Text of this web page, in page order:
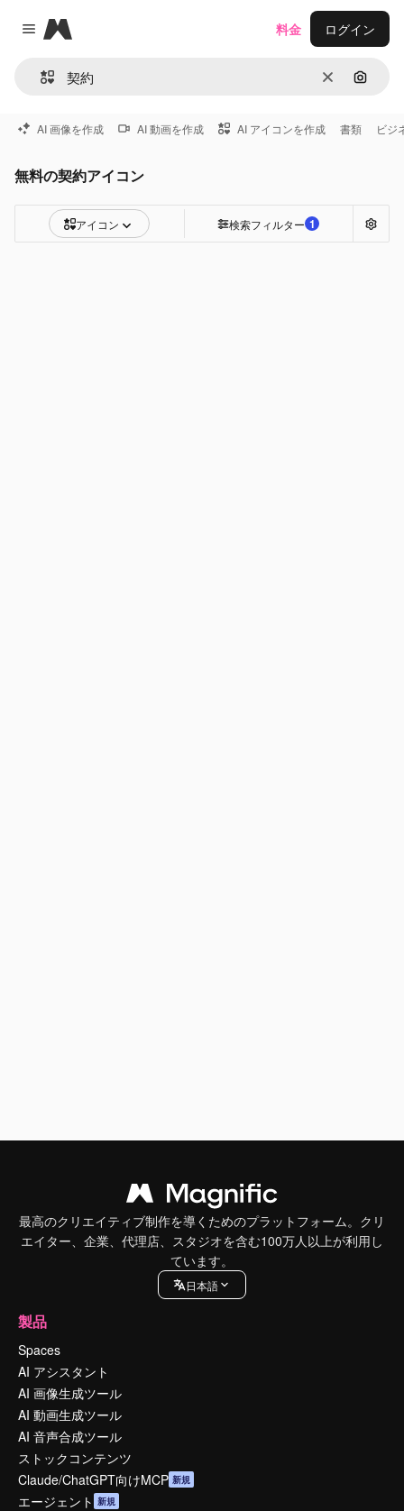
Close menu
Magnific
消去 画像で
料金 ログイン
AI 画像を作成 AI 動画を作成 AI アイコンを作成 書類 ビジ
無料の契約アイコン
アイコン 検索フィルター 1
最高のクリエイティブ制作を導くためのプラットフォーム。クリ
エイター、企業、代理店、スタジオを含む100万人以上が利用し
ています。
日本語
製品
Spaces
AI アシスタント
AI 画像生成ツール
AI 動画生成ツール
AI 音声合成ツール
ストックコンテンツ
Claude/ChatGPT向けMCP 新規
エージェント 新規